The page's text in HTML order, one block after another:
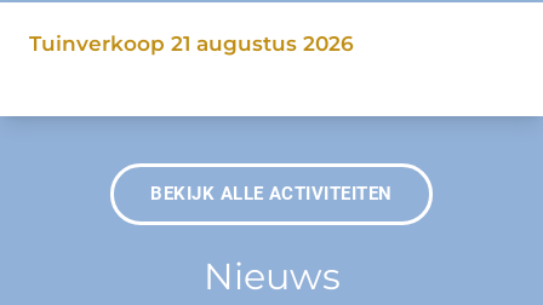
Tuinverkoop 21 augustus 2026
BEKIJK ALLE ACTIVITEITEN
Nieuws